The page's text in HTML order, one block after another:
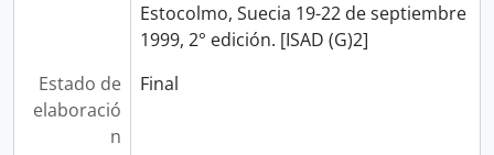
Estocolmo, Suecia 19-22 de septiembre
1999, 2° edición. [ISAD (G)2]
Estado de
elaboració
n
Final